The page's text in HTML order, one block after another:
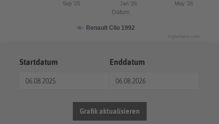
Datum
Renault Clio 1992
Jan '26
Sep '25 May '26
Highcharts.com
Startdatum Enddatum
Grafik aktualisieren